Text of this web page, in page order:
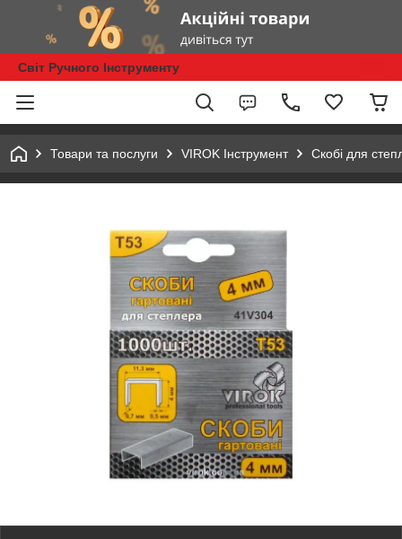
Світ Ручного Інструменту
Товари та послуги VIROK Інструмент Скобі для